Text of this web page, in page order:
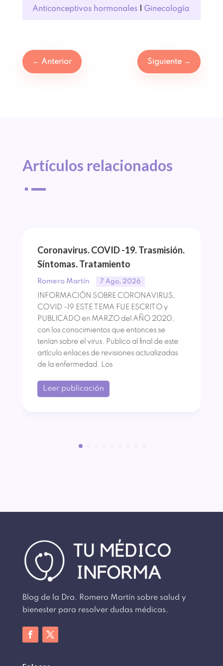
Anticonceptivos hormonales| Ginecología
← Anterior Siguiente →
Artículos relacionados
^
Coronavirus. COVID -19. Trasmisión.
Síntomas. Tratamiento
Romero Martín 7 Ago, 2026
INFORMACIÓN SOBRE CORONAVIRUS,
COVID -19 ESTE TEMA FUE ESCRITO y
PUBLICADO en MARZO del AÑO 2020,
con los conocimientos que entonces se
tenían sobre el virus. Publico al final de este
artículo enlaces de revisiones actualizadas
de la enfermedad. Los
Leer publicación
Blog de la Dra. Romero Martín sobre salud y
bienester para resolver dudas médicas.